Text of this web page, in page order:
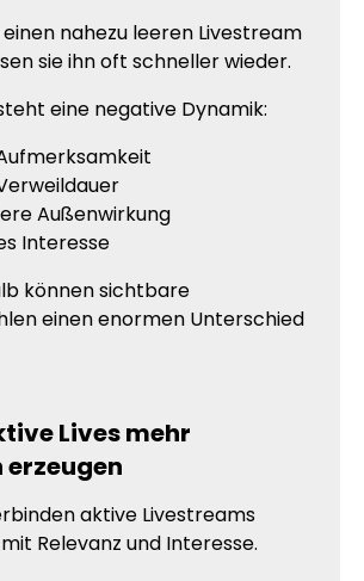
nahezu leeren Livestream
sie ihn oft schneller wieder.
eine negative Dynamik:
Außenwirkung
Interesse
können sichtbare
einen enormen Unterschied
Lives mehr
aktive Livestreams
Relevanz und Interesse.